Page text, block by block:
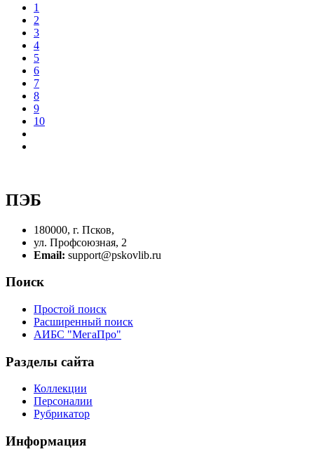
1
2
3
4
5
6
7
8
9
10
ПЭБ
180000, г. Псков,
ул. Профсоюзная, 2
Email: support@pskovlib.ru
Поиск
Простой поиск
Расширенный поиск
АИБС "МегаПро"
Разделы сайта
Коллекции
Персоналии
Рубрикатор
Информация